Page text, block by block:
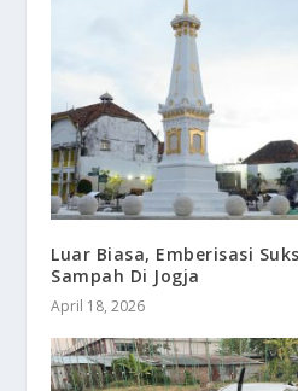
Luar Biasa, Emberisasi
Sampah Di Jogja
April 18, 2026